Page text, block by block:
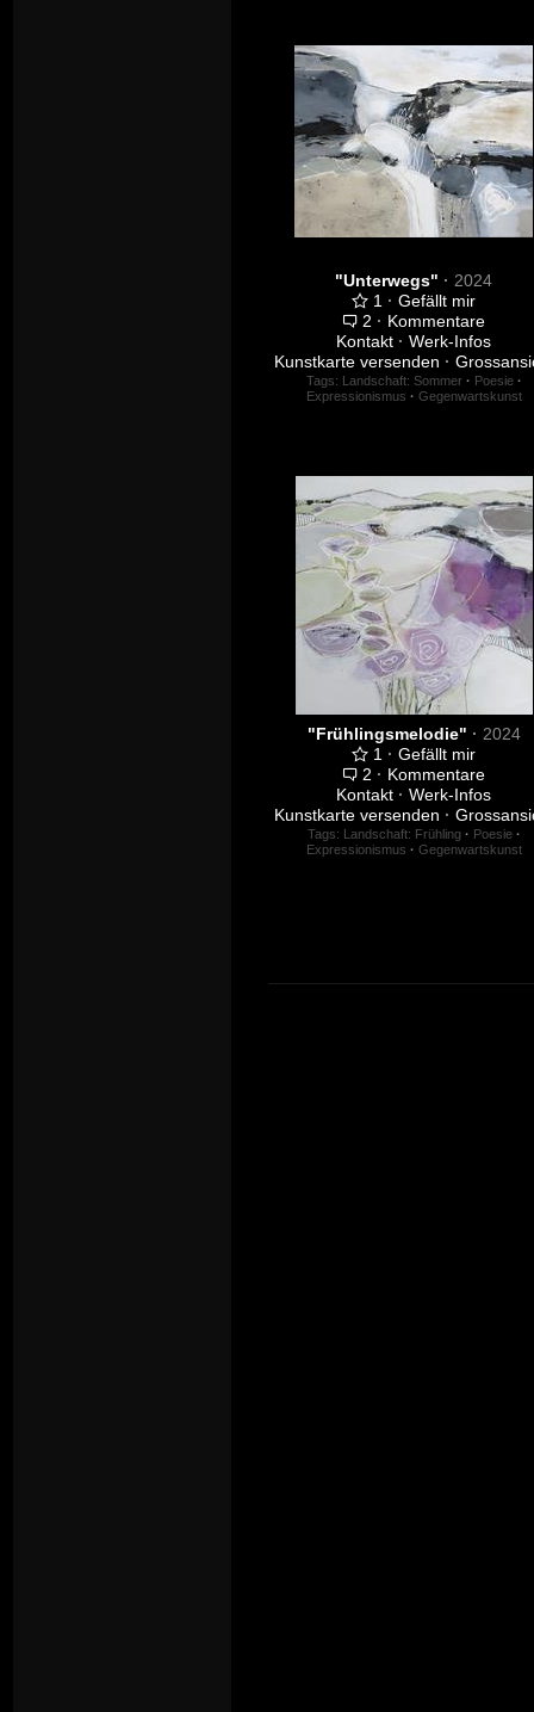
"Unterwegs" · 2024
1 · Gefällt mir
2 · Kommentare
Kontakt · Werk-Infos
Kunstkarte versenden ·
Tags: Landschaft: Sommer · Poesie ·
Expressionismus · Gegenwartskunst
"Frühlingsmelodie" · 2024
1 · Gefällt mir
2 · Kommentare
Kontakt · Werk-Infos
Kunstkarte versenden ·
Tags: Landschaft: Frühling · Poesie ·
Expressionismus · Gegenwartskunst